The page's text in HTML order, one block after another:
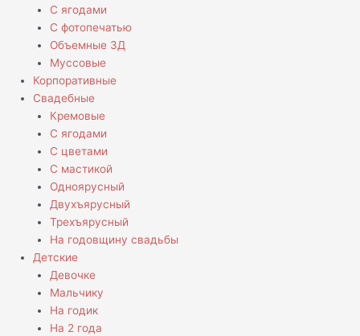
С ягодами
С фотопечатью
Объемные 3Д
Муссовые
Корпоративные
Свадебные
Кремовые
С ягодами
С цветами
С мастикой
Одноярусный
Двухъярусный
Трехъярусный
На годовщину свадьбы
Детские
Девочке
Мальчику
На годик
На 2 года